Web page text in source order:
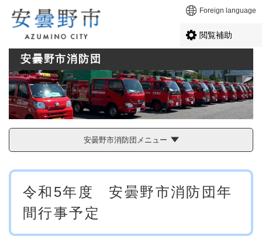
メニューを飛ばして本文へ Foreign language
閲覧補助
安曇野市消防団
安曇野市消防団メニュー
本
令和5年度 安曇野市消防団年
間行事予定